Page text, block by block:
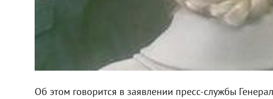
Об этом говорится в заявлении пресс-службы